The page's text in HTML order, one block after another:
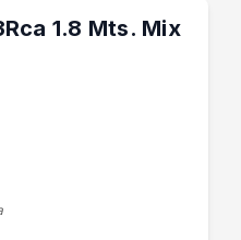
1.8 Mts. Mix